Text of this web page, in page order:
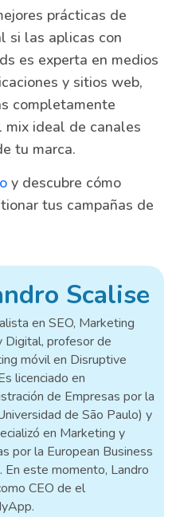
prácticas de
si las aplicas con
es experta en medios
y sitios web,
completamente
mix ideal de canales
tu marca.
y descubre cómo
tus campañas de
Scalise
en SEO, Marketing
Digital, profesor de
móvil en Disruptive
licenciado en
de Empresas por la
de São Paulo) y
en Marketing y
por la European Business
En este momento, Landro
CEO de el